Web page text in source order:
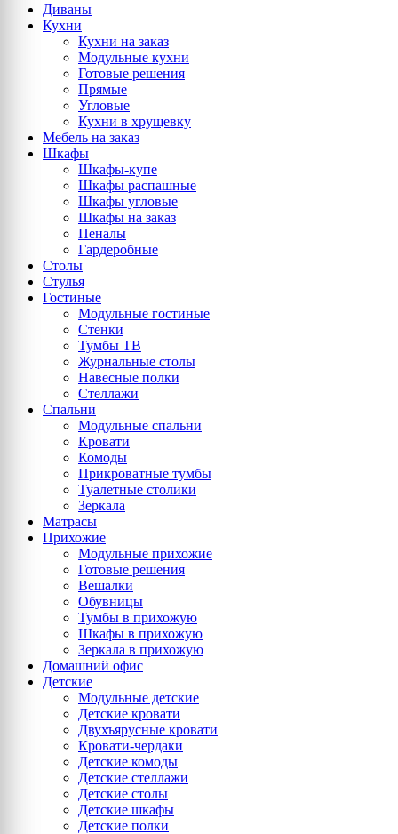
Диваны
Кухни
Кухни на заказ
Модульные кухни
Готовые решения
Прямые
Угловые
Кухни в хрущевку
Мебель на заказ
Шкафы
Шкафы-купе
Шкафы распашные
Шкафы угловые
Шкафы на заказ
Пеналы
Гардеробные
Столы
Стулья
Гостиные
Модульные гостиные
Стенки
Тумбы ТВ
Журнальные столы
Навесные полки
Стеллажи
Спальни
Модульные спальни
Кровати
Комоды
Прикроватные тумбы
Туалетные столики
Зеркала
Матрасы
Прихожие
Модульные прихожие
Готовые решения
Вешалки
Обувницы
Тумбы в прихожую
Шкафы в прихожую
Зеркала в прихожую
Домашний офис
Детские
Модульные детские
Детские кровати
Двухъярусные кровати
Кровати-чердаки
Детские комоды
Детские стеллажи
Детские столы
Детские шкафы
Детские полки